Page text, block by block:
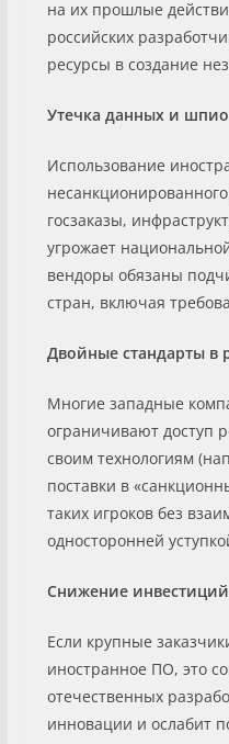
на их прошлые
российских
ресурсы в создание
Утечка данных и
Использование
госзаказы,
угрожает
вендоры обязаны
стран, включая
Двойные стандарты в
Многие западные
ограничивают доступ
своим технологиям
поставки в
таких игроков без
односторонней
Снижение
Если крупные
иностранное ПО, это
отечественных
инновации и ослабит